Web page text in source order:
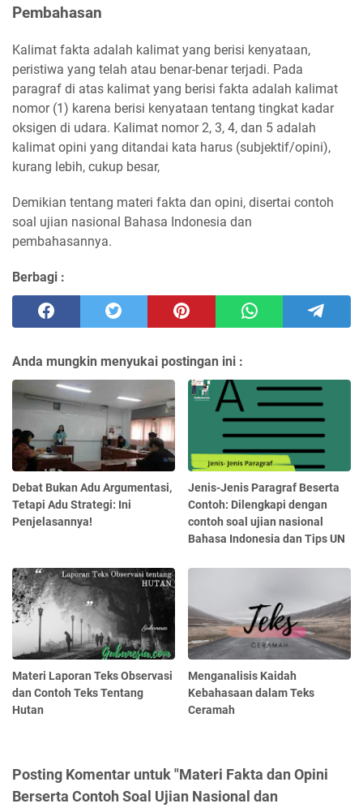
Pembahasan
Kalimat fakta adalah kalimat yang berisi kenyataan,
peristiwa yang telah atau benar-benar terjadi. Pada
paragraf di atas kalimat yang berisi fakta adalah kalimat
nomor (1) karena berisi kenyataan tentang tingkat kadar
oksigen di udara. Kalimat nomor 2, 3, 4, dan 5 adalah
kalimat opini yang ditandai kata harus (subjektif/opini),
kurang lebih, cukup besar,
Demikian tentang materi fakta dan opini, disertai contoh
soal ujian nasional Bahasa Indonesia dan
pembahasannya.
Berbagi :
Anda mungkin menyukai postingan ini :
Debat Bukan Adu Argumentasi,
Tetapi Adu Strategi: Ini
Penjelasannya!
Jenis-Jenis Paragraf Beserta
Contoh: Dilengkapi dengan
contoh soal ujian nasional
Bahasa Indonesia dan Tips UN
Materi Laporan Teks Observasi
dan Contoh Teks Tentang
Hutan
Menganalisis Kaidah
Kebahasaan dalam Teks
Ceramah
Posting Komentar untuk "Materi Fakta dan Opini
Berserta Contoh Soal Ujian Nasional dan